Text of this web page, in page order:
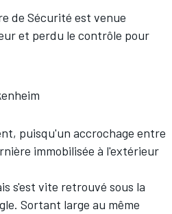
de Sécurité est venue
et perdu le contrôle pour
puisqu'un accrochage entre
immobilisée à l'extérieur
s'est vite retrouvé sous la
Sortant large au même